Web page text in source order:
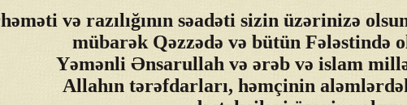
və razılığının səadəti sizin üzərinizə
mübarək Qəzzədə və bütün Fələstində
Yəmənli Ənsarullah və ərəb və islam
Allahın tərəfdarları, həmçinin